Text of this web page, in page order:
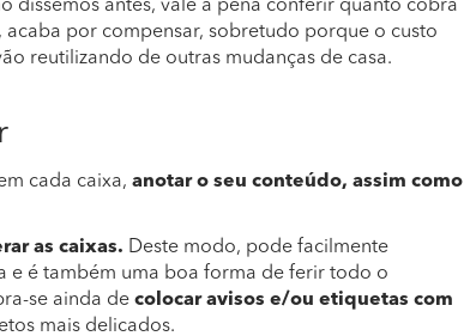
dissemos antes, vale a pena conferir quanto cobra
acaba por compensar, sobretudo porque o custo
reutilizando de outras mudanças de casa.
cada caixa, anotar o seu conteúdo, assim como
as caixas. Deste modo, pode facilmente
e é também uma boa forma de ferir todo o
se ainda de colocar avisos e/ou etiquetas com
mais delicados.